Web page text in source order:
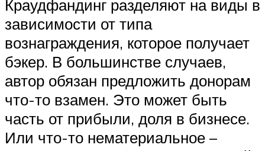
Краудфандинг разделяют на виды в
зависимости от типа
вознаграждения, которое получает
бэкер. В большинстве случаев,
автор обязан предложить донорам
что-то взамен. Это может быть
часть от прибыли, доля в бизнесе.
Или что-то нематериальное –